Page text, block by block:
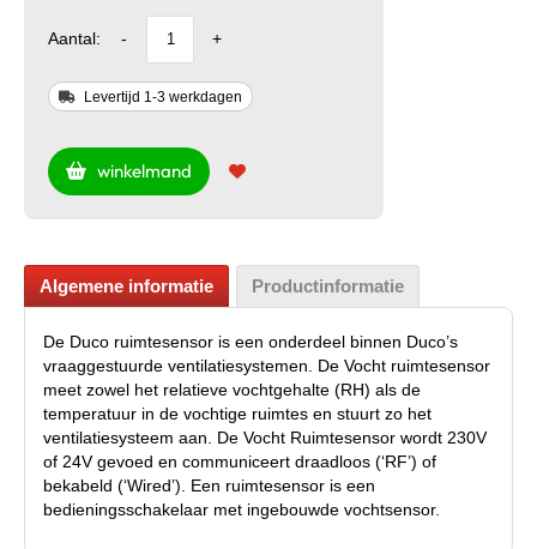
Aantal: - +
Levertijd 1-3 werkdagen
winkelmand
Algemene informatie Productinformatie
De Duco ruimtesensor is een onderdeel binnen Duco’s
vraaggestuurde ventilatiesystemen. De Vocht ruimtesensor
meet zowel het relatieve vochtgehalte (RH) als de
temperatuur in de vochtige ruimtes en stuurt zo het
ventilatiesysteem aan. De Vocht Ruimtesensor wordt 230V
of 24V gevoed en communiceert draadloos (‘RF’) of
bekabeld (‘Wired’). Een ruimtesensor is een
bedieningsschakelaar met ingebouwde vochtsensor.